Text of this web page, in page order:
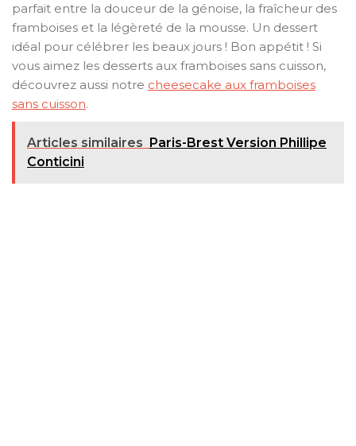
parfait entre la douceur de la génoise, la fraîcheur des
framboises et la légèreté de la mousse. Un dessert
idéal pour célébrer les beaux jours ! Bon appétit ! Si
vous aimez les desserts aux framboises sans cuisson,
découvrez aussi notre cheesecake aux framboises
sans cuisson.
Articles similaires
Paris-Brest Version Phillipe
Conticini